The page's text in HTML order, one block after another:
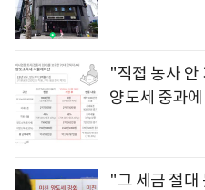
"직접 농사
양도세 중과
"그 세금 절